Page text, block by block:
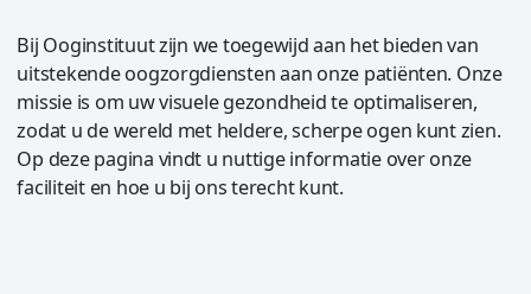
Bij Ooginstituut zijn we toegewijd aan het bieden van
uitstekende oogzorgdiensten aan onze patiënten. Onze
missie is om uw visuele gezondheid te optimaliseren,
zodat u de wereld met heldere, scherpe ogen kunt zien.
Op deze pagina vindt u nuttige informatie over onze
faciliteit en hoe u bij ons terecht kunt.